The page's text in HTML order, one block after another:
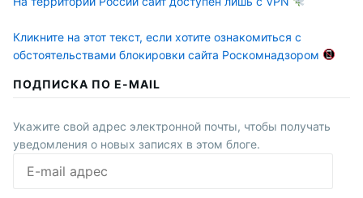
Кликните на этот текст, если хотите ознакомиться с
обстоятельствами блокировки сайта Роскомнадзором
ПОДПИСКА ПО E-MAIL
Укажите свой адрес электронной почты, чтобы получать
уведомления о новых записях в этом блоге.
mail